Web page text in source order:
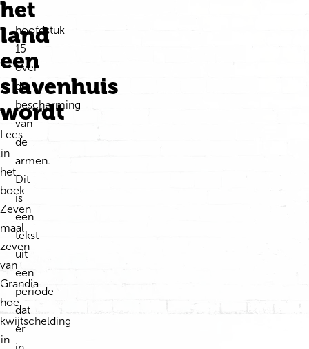
het
land
een
slavenhuis
wordt
Lees
in
het
boek
Zeven
maal
zeven
van
Grandia
hoe
kwijtschelding
in
in
hoofdstuk
15
over
de
bescherming
van
de
armen.
Dit
is
een
tekst
uit
een
periode
dat
er